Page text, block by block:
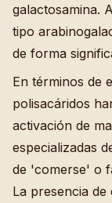
galactosamina.
tipo
de forma
En términos de
polisacáridos
activación de
especializadas
de 'comerse' o
La presencia